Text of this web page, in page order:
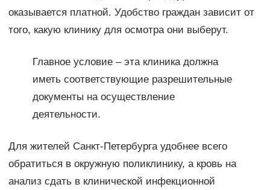
оказывается платной. Удобство граждан зависит от
того, какую клинику для осмотра они выберут.
Главное условие – эта клиника должна
иметь соответствующие разрешительные
документы на осуществление
деятельности.
Для жителей Санкт-Петербурга удобнее всего
обратиться в окружную поликлинику, а кровь на
анализ сдать в клинической инфекционной